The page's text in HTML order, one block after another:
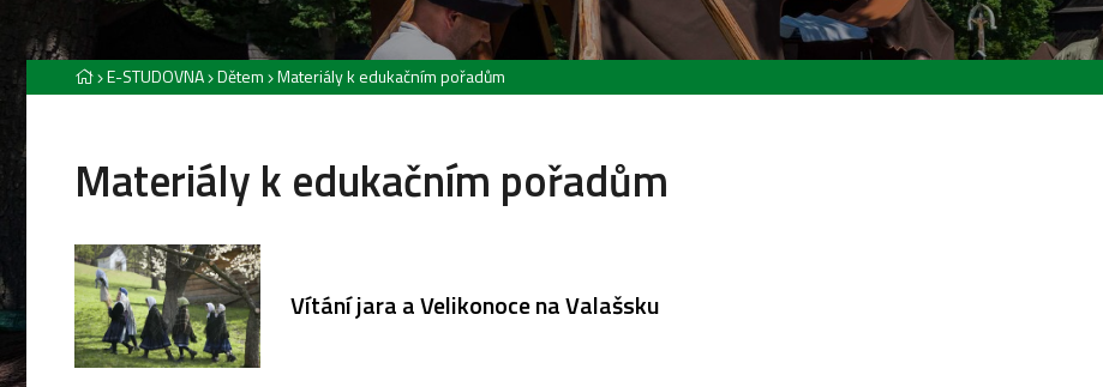
E-STUDOVNA Dětem Materiály k edukačním pořadům
Materiály k edukačním pořadům
Vítání jara a Velikonoce na Valašsku